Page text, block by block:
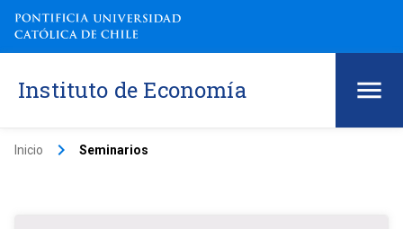
Instituto de Economía
Inicio keyboard_arrow_right Seminarios